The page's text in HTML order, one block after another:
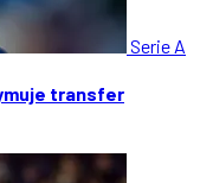
Serie A
transfer